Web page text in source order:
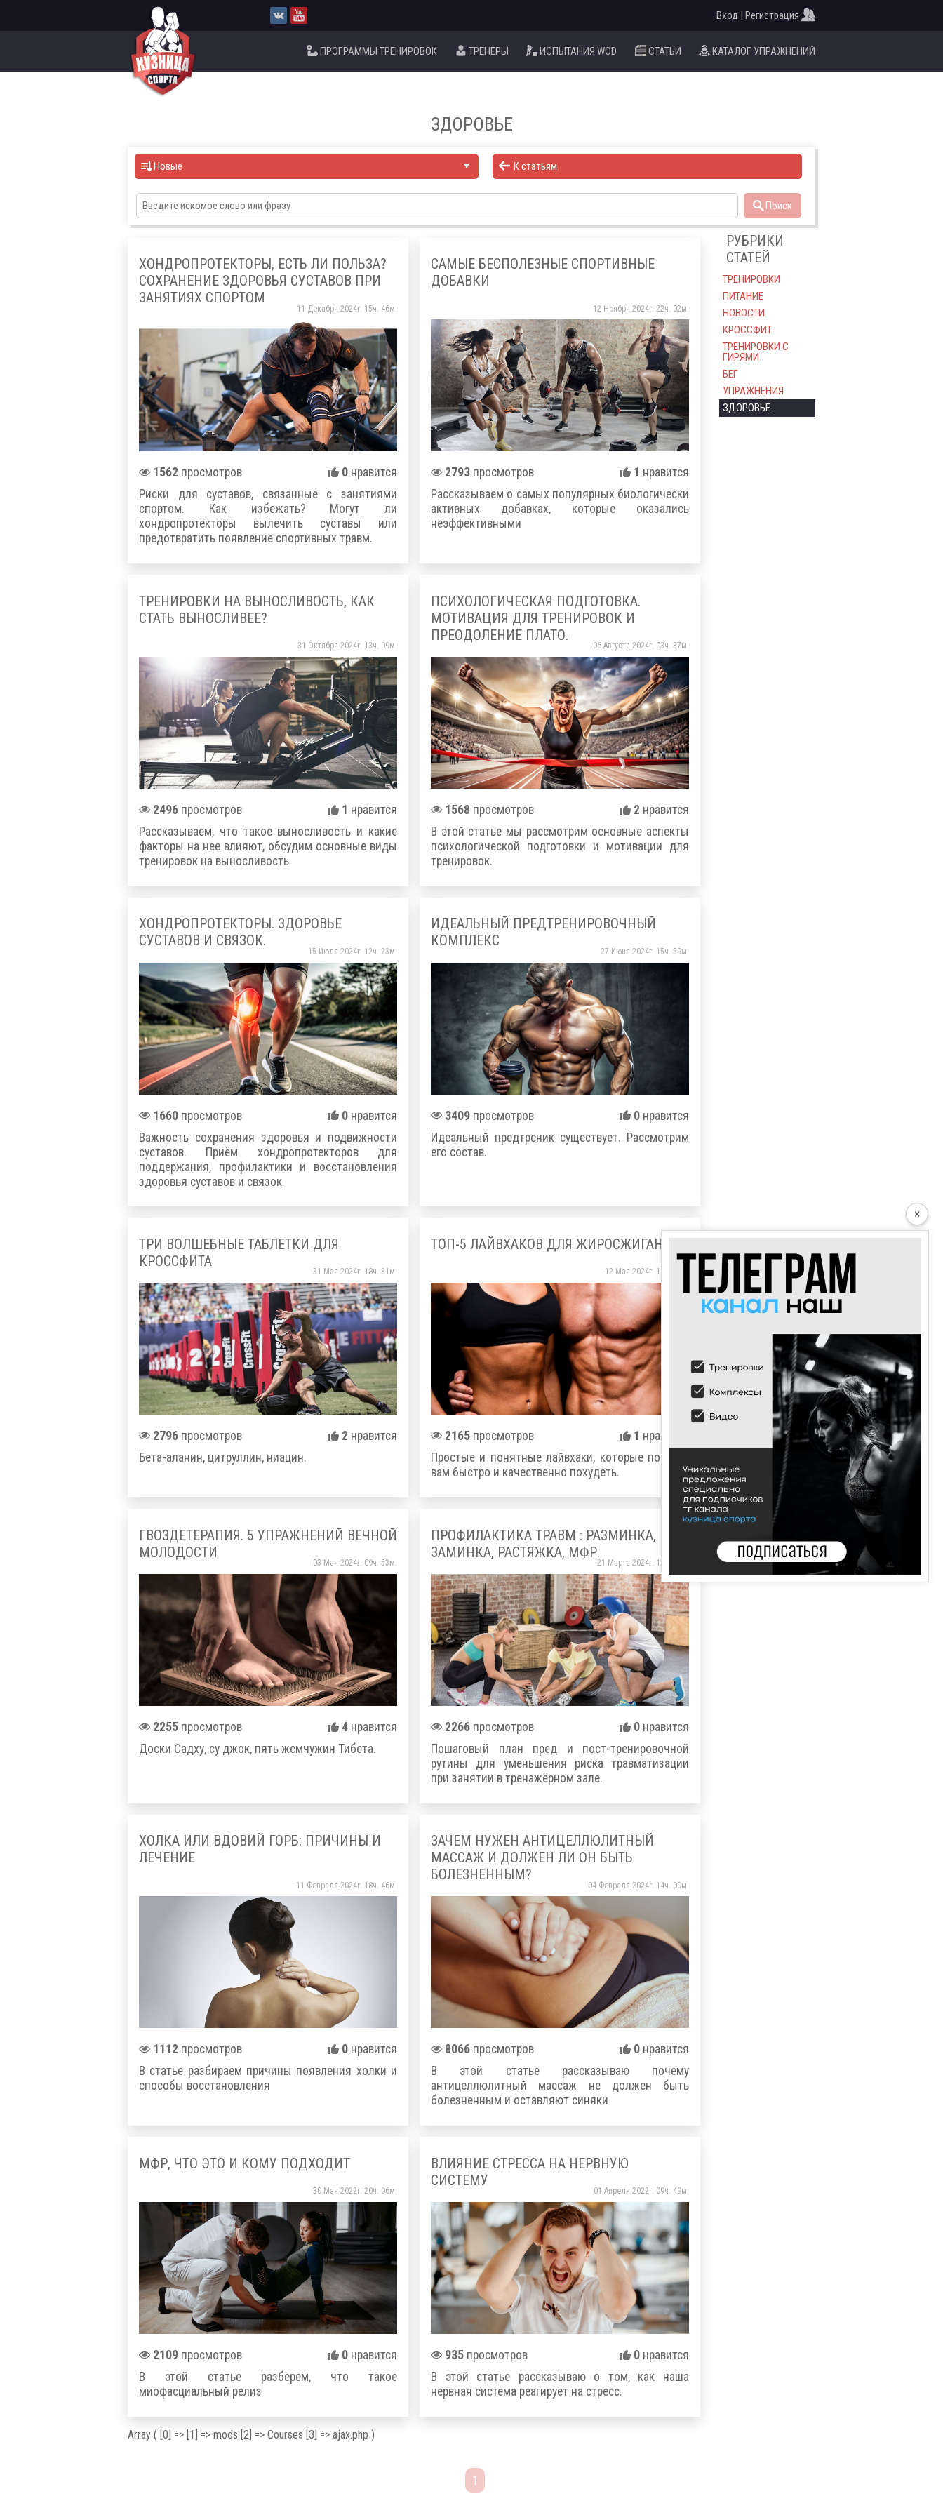
Вход | Регистрация
ПРОГРАММЫ ТРЕНИРОВОК ТРЕНЕРЫ ИСПЫТАНИЯ WOD СТАТЬИ КАТАЛОГ УПРАЖНЕНИЙ
ЗДОРОВЬЕ
Новые К статьям
Поиск
РУБРИКИ
СТАТЕЙ
ТРЕНИРОВКИ
ПИТАНИЕ
НОВОСТИ
КРОССФИТ
ТРЕНИРОВКИ С
ГИРЯМИ
БЕГ
УПРАЖНЕНИЯ
ЗДОРОВЬЕ
ХОНДРОПРОТЕКТОРЫ, ЕСТЬ ЛИ ПОЛЬЗА?
СОХРАНЕНИЕ ЗДОРОВЬЯ СУСТАВОВ ПРИ
ЗАНЯТИЯХ СПОРТОМ
11 Декабря 2024г. 15ч. 46м.
1562 просмотров 0 нравится
Риски для суставов, связанные с занятиями
спортом. Как избежать? Могут ли
хондропротекторы вылечить суставы или
предотвратить появление спортивных травм.
САМЫЕ БЕСПОЛЕЗНЫЕ СПОРТИВНЫЕ
ДОБАВКИ
12 Ноября 2024г. 22ч. 02м.
2793 просмотров 1 нравится
Рассказываем о самых популярных биологически
активных добавках, которые оказались
неэффективными
ТРЕНИРОВКИ НА ВЫНОСЛИВОСТЬ, КАК
СТАТЬ ВЫНОСЛИВЕЕ?
31 Октября 2024г. 13ч. 09м.
2496 просмотров 1 нравится
Рассказываем, что такое выносливость и какие
факторы на нее влияют, обсудим основные виды
тренировок на выносливость
ПСИХОЛОГИЧЕСКАЯ ПОДГОТОВКА.
МОТИВАЦИЯ ДЛЯ ТРЕНИРОВОК И
ПРЕОДОЛЕНИЕ ПЛАТО.
06 Августа 2024г. 03ч. 37м.
1568 просмотров 2 нравится
В этой статье мы рассмотрим основные аспекты
психологической подготовки и мотивации для
тренировок.
ХОНДРОПРОТЕКТОРЫ. ЗДОРОВЬЕ
СУСТАВОВ И СВЯЗОК.
15 Июля 2024г. 12ч. 23м.
1660 просмотров 0 нравится
Важность сохранения здоровья и подвижности
суставов. Приём хондропротекторов для
поддержания, профилактики и восстановления
здоровья суставов и связок.
ИДЕАЛЬНЫЙ ПРЕДТРЕНИРОВОЧНЫЙ
КОМПЛЕКС
27 Июня 2024г. 15ч. 59м.
3409 просмотров 0 нравится
Идеальный предтреник существует. Рассмотрим
его состав.
ТРИ ВОЛШЕБНЫЕ ТАБЛЕТКИ ДЛЯ
КРОССФИТА
31 Мая 2024г. 18ч. 31м.
2796 просмотров 2 нравится
Бета-аланин, цитруллин, ниацин.
ТОП-5 ЛАЙВХАКОВ ДЛЯ ЖИРОСЖИГАНИЯ
12 Мая 2024г. 18ч. 33м.
2165 просмотров 1 нравится
Простые и понятные лайвхаки, которые помогут
вам быстро и качественно похудеть.
ГВОЗДЕТЕРАПИЯ. 5 УПРАЖНЕНИЙ ВЕЧНОЙ
МОЛОДОСТИ
03 Мая 2024г. 09ч. 53м.
2255 просмотров 4 нравится
Доски Садху, су джок, пять жемчужин Тибета.
ПРОФИЛАКТИКА ТРАВМ : РАЗМИНКА,
ЗАМИНКА, РАСТЯЖКА, МФР.
21 Марта 2024г. 12ч. 02м.
2266 просмотров 0 нравится
Пошаговый план пред и пост-тренировочной
рутины для уменьшения риска травматизации
при занятии в тренажёрном зале.
ХОЛКА ИЛИ ВДОВИЙ ГОРБ: ПРИЧИНЫ И
ЛЕЧЕНИЕ
11 Февраля 2024г. 18ч. 46м.
1112 просмотров 0 нравится
В статье разбираем причины появления холки и
способы восстановления
ЗАЧЕМ НУЖЕН АНТИЦЕЛЛЮЛИТНЫЙ
МАССАЖ И ДОЛЖЕН ЛИ ОН БЫТЬ
БОЛЕЗНЕННЫМ?
04 Февраля 2024г. 14ч. 00м.
8066 просмотров 0 нравится
В этой статье рассказываю почему
антицеллюлитный массаж не должен быть
болезненным и оставляют синяки
МФР, ЧТО ЭТО И КОМУ ПОДХОДИТ
30 Мая 2022г. 20ч. 06м.
2109 просмотров 0 нравится
В этой статье разберем, что такое
миофасциальный релиз
ВЛИЯНИЕ СТРЕССА НА НЕРВНУЮ
СИСТЕМУ
01 Апреля 2022г. 09ч. 49м.
935 просмотров 0 нравится
В этой статье рассказываю о том, как наша
нервная система реагирует на стресс.
Array ( [0] => [1] => mods [2] => Courses [3] => ajax.php )
1
×